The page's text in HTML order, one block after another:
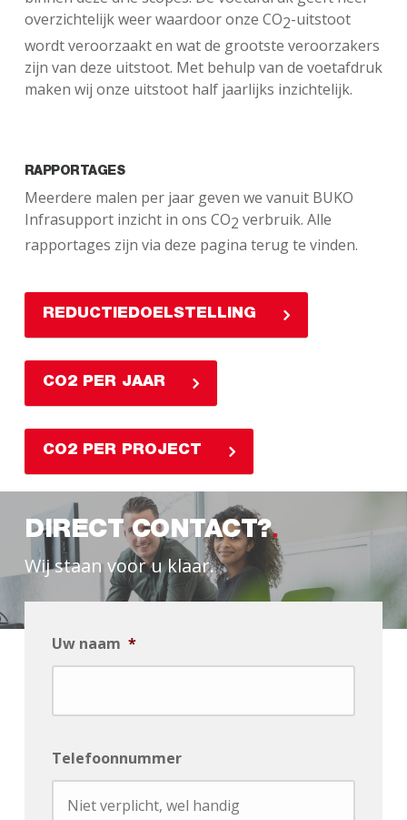
overzichtelijk weer waardoor onze CO2-uitstoot
wordt veroorzaakt en wat de grootste veroorzakers
zijn van deze uitstoot. Met behulp van de voetafdruk
maken wij onze uitstoot half jaarlijks inzichtelijk.
RAPPORTAGES
Meerdere malen per jaar geven we vanuit BUKO
Infrasupport inzicht in ons CO2 verbruik. Alle
rapportages zijn via deze pagina terug te vinden.
REDUCTIEDOELSTELLING
CO2 PER JAAR
CO2 PER PROJECT
DIRECT CONTACT?
Wij staan voor u klaar.
Uw naam *
Telefoonnummer